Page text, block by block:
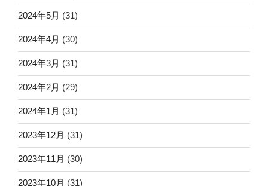
2024年5月 (31)
2024年4月 (30)
2024年3月 (31)
2024年2月 (29)
2024年1月 (31)
2023年12月 (31)
2023年11月 (30)
2023年10月 (31)